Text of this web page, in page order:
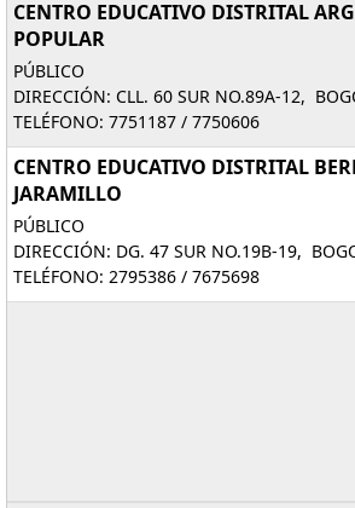
CENTRO EDUCATIVO DISTRITAL
POPULAR
PÚBLICO
DIRECCIÓN: CLL. 60 SUR NO.89A-12,
TELÉFONO: 7751187 / 7750606
CENTRO EDUCATIVO DISTRITAL
JARAMILLO
PÚBLICO
DIRECCIÓN: DG. 47 SUR NO.19B-19,
TELÉFONO: 2795386 / 7675698